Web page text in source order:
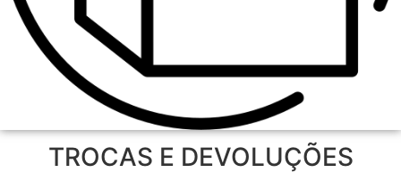
TROCAS E DEVOLUÇÕES